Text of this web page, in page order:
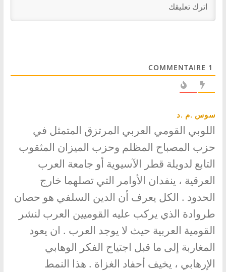
1
سوس .م .د
اللوبي القومي العربي المرتزق المتمثل في
حزب المصباح المظلم وحزب الميزان المثقوب
التابع لدويلة قطر الآسيوية أو جامعة العرب
العرقية ، ينفدان الأوامر التي تصلهما خارج
الحدود . الكل يعرف أن الدين السلفي هو حصان
طروادة الذي يركب عليه القوميين العرب لنشر
القومية العربية حيث لا يوجد العرب . ان يعود
المغاربة إلى ما قبل اجتياح الفكر الوهابي
الإرهابي ، يخيف أحفاد الغزاة . هذا النمط